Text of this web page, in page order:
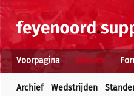
Voorpagina Nieuws
Archief Wedstrijden